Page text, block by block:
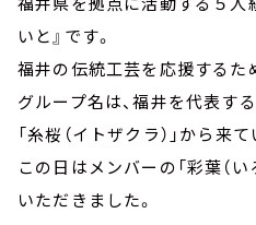
いと』です。
福井の伝統工芸を応援するた
グループ名は、福井を代表す
「糸桜（イトザクラ）」から来て
この日はメンバーの「彩葉（
いただきました。